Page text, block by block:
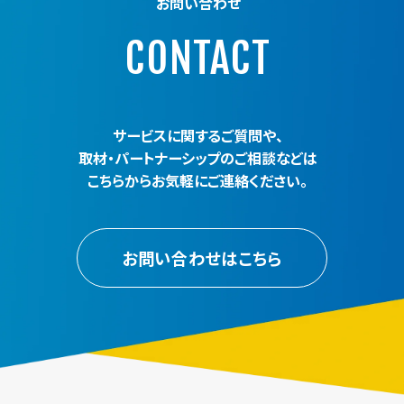
CONTACT
サービスに関するご質問や、
取材・パートナーシップのご相談などは
こちらからお気軽にご連絡ください。
お問い合わせはこちら